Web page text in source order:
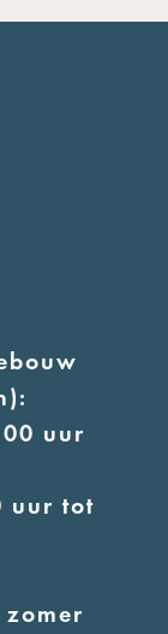
uur
uur tot